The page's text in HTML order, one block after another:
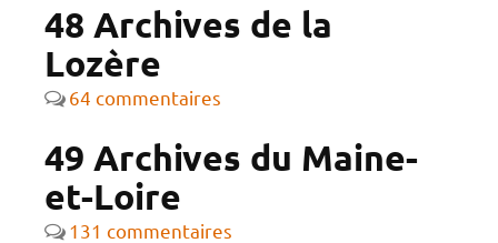
48 Archives de la
Lozère
64 commentaires
49 Archives du Maine-
et-Loire
131 commentaires